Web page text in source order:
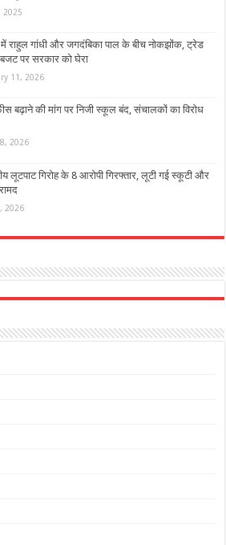
2025
राहुल गांधी और जगदंबिका पाल के बीच नोकझोंक, ट्रेड
पर सरकार को घेरा
11, 2026
बढ़ाने की मांग पर निजी स्कूल बंद, संचालकों का विरोध
2026
लूटपाट गिरोह के 8 आरोपी गिरफ्तार, लूटी गई स्कूटी और
2026